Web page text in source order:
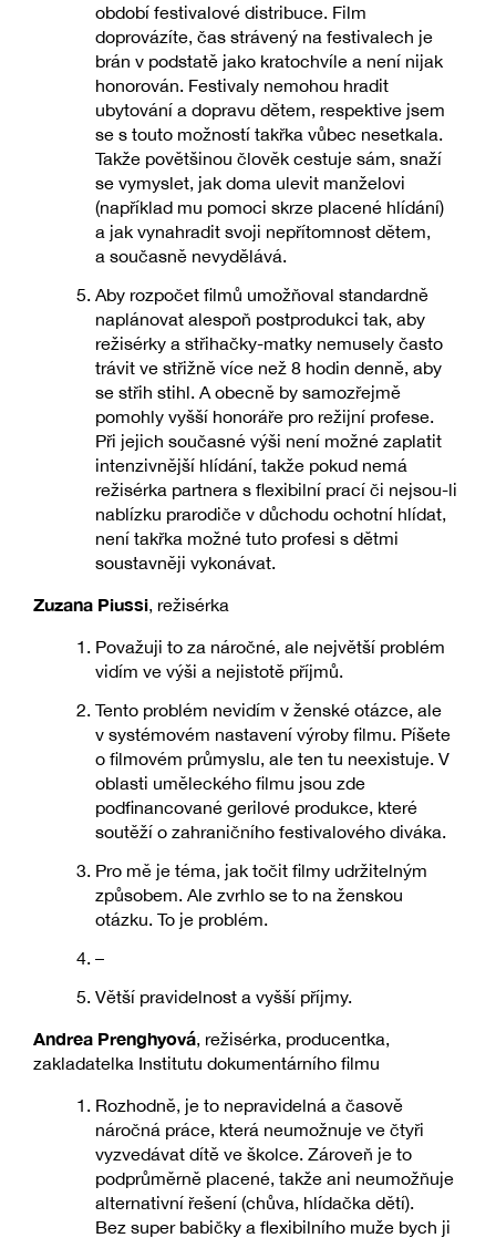
období festivalové distribuce. Film
doprovázíte, čas strávený na festivalech je
brán v podstatě jako kratochvíle a není nijak
honorován. Festivaly nemohou hradit
ubytování a dopravu dětem, respektive jsem
se s touto možností takřka vůbec nesetkala.
Takže povětšinou člověk cestuje sám, snaží
se vymyslet, jak doma ulevit manželovi
(například mu pomoci skrze placené hlídání)
a jak vynahradit svoji nepřítomnost dětem,
a současně nevydělává.
Aby rozpočet filmů umožňoval standardně
naplánovat alespoň postprodukci tak, aby
režisérky a střihačky-matky nemusely často
trávit ve střižně více než 8 hodin denně, aby
se střih stihl. A obecně by samozřejmě
pomohly vyšší honoráře pro režijní profese.
Při jejich současné výši není možné zaplatit
intenzivnější hlídání, takže pokud nemá
režisérka partnera s flexibilní prací či nejsou-li
nablízku prarodiče v důchodu ochotní hlídat,
není takřka možné tuto profesi s dětmi
soustavněji vykonávat.
Zuzana Piussi, režisérka
Považuji to za náročné, ale největší problém
vidím ve výši a nejistotě příjmů.
Tento problém nevidím v ženské otázce, ale
v systémovém nastavení výroby filmu. Píšete
o filmovém průmyslu, ale ten tu neexistuje. V
oblasti uměleckého filmu jsou zde
podfinancované gerilové produkce, které
soutěží o zahraničního festivalového diváka.
Pro mě je téma, jak točit filmy udržitelným
způsobem. Ale zvrhlo se to na ženskou
otázku. To je problém.
–
Větší pravidelnost a vyšší příjmy.
Andrea Prenghyová, režisérka, producentka,
zakladatelka Institutu dokumentárního filmu
Rozhodně, je to nepravidelná a časově
náročná práce, která neumožnuje ve čtyři
vyzvedávat dítě ve školce. Zároveň je to
podprůměrně placené, takže ani neumožňuje
alternativní řešení (chůva, hlídačka dětí).
Bez super babičky a flexibilního muže bych ji